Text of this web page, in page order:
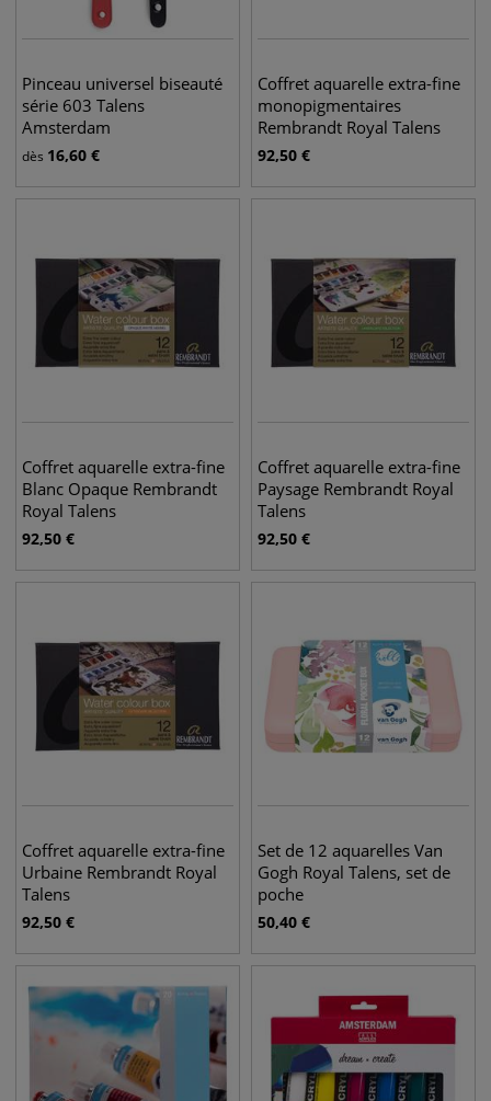
Pinceau universel biseauté
série 603 Talens
Amsterdam
dès 16,60 €
Coffret aquarelle extra-fine
monopigmentaires
Rembrandt Royal Talens
92,50 €
Coffret aquarelle extra-fine
Blanc Opaque Rembrandt
Royal Talens
92,50 €
Coffret aquarelle extra-fine
Paysage Rembrandt Royal
Talens
92,50 €
Coffret aquarelle extra-fine
Urbaine Rembrandt Royal
Talens
92,50 €
Set de 12 aquarelles Van
Gogh Royal Talens, set de
poche
50,40 €